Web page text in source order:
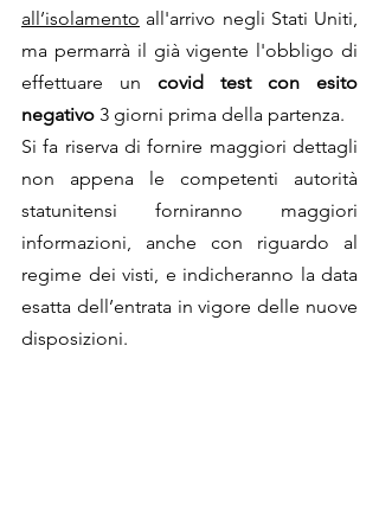
all’isolamento all'arrivo negli Stati Uniti,
ma permarrà il già vigente l'obbligo di
effettuare un covid test con esito
negativo 3 giorni prima della partenza.
Si fa riserva di fornire maggiori dettagli
non appena le competenti autorità
statunitensi forniranno maggiori
informazioni, anche con riguardo al
regime dei visti, e indicheranno la data
esatta dell’entrata in vigore delle nuove
disposizioni.